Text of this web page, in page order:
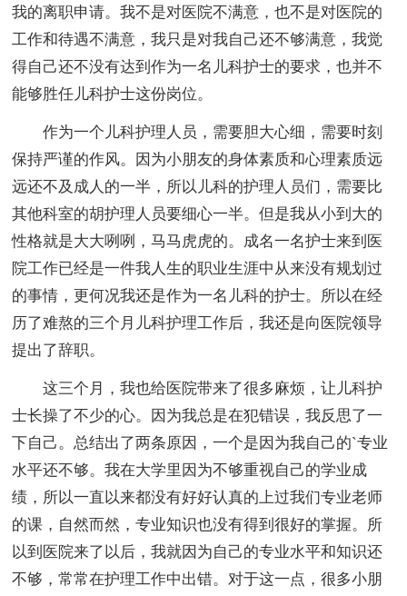
我的离职申请。我不是对医院不满意，也不是对医院的
工作和待遇不满意，我只是对我自己还不够满意，我觉
得自己还不没有达到作为一名儿科护士的要求，也并不
能够胜任儿科护士这份岗位。
作为一个儿科护理人员，需要胆大心细，需要时刻
保持严谨的作风。因为小朋友的身体素质和心理素质远
远还不及成人的一半，所以儿科的护理人员们，需要比
其他科室的胡护理人员要细心一半。但是我从小到大的
性格就是大大咧咧，马马虎虎的。成名一名护士来到医
院工作已经是一件我人生的职业生涯中从来没有规划过
的事情，更何况我还是作为一名儿科的护士。所以在经
历了难熬的三个月儿科护理工作后，我还是向医院领导
提出了辞职。
这三个月，我也给医院带来了很多麻烦，让儿科护
士长操了不少的心。因为我总是在犯错误，我反思了一
下自己。总结出了两条原因，一个是因为我自己的`专业
水平还不够。我在大学里因为不够重视自己的学业成
绩，所以一直以来都没有好好认真的上过我们专业老师
的课，自然而然，专业知识也没有得到很好的掌握。所
以到医院来了以后，我就因为自己的专业水平和知识还
不够，常常在护理工作中出错。对于这一点，很多小朋